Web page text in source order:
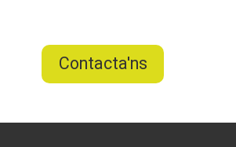
Contacta'ns